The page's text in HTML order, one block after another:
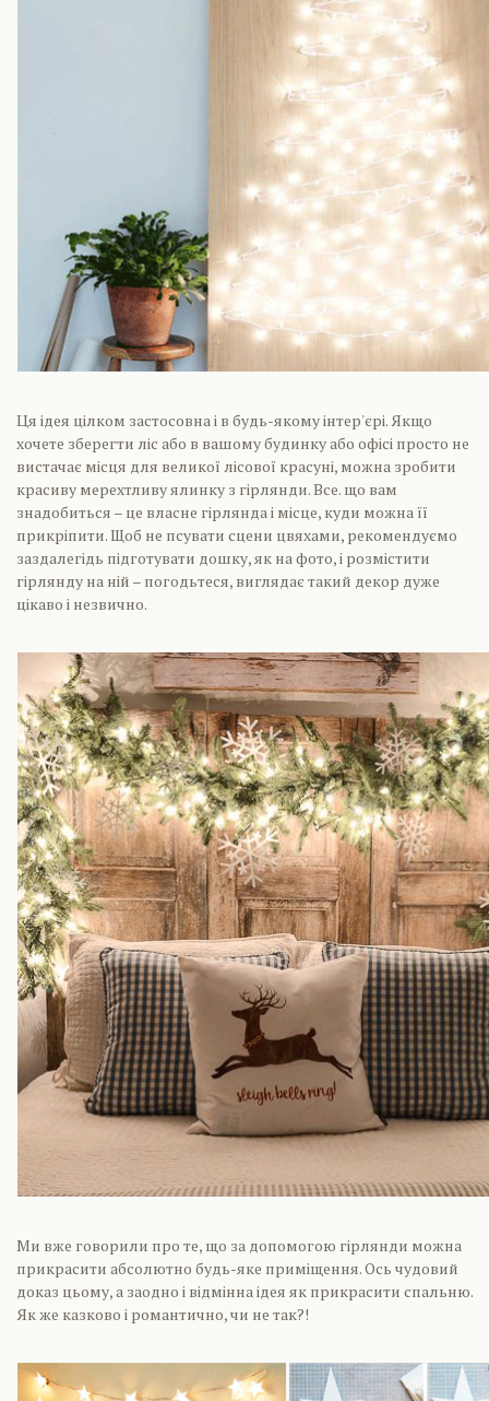
Ця ідея цілком застосовна і в будь-якому інтер'єрі. Якщо
хочете зберегти ліс або в вашому будинку або офісі просто не
вистачає місця для великої лісової красуні, можна зробити
красиву мерехтливу ялинку з гірлянди. Все. що вам
знадобиться – це власне гірлянда і місце, куди можна її
прикріпити. Щоб не псувати сцени цвяхами, рекомендуємо
заздалегідь підготувати дошку, як на фото, і розмістити
гірлянду на ній – погодьтеся, виглядає такий декор дуже
цікаво і незвично.
Ми вже говорили про те, що за допомогою гірлянди можна
прикрасити абсолютно будь-яке приміщення. Ось чудовий
доказ цьому, а заодно і відмінна ідея як прикрасити спальню.
Як же казково і романтично, чи не так?!